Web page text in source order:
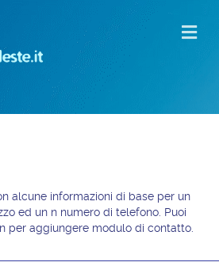
alcune informazioni di base per un
ed un n numero di telefono. Puoi
per aggiungere modulo di contatto.